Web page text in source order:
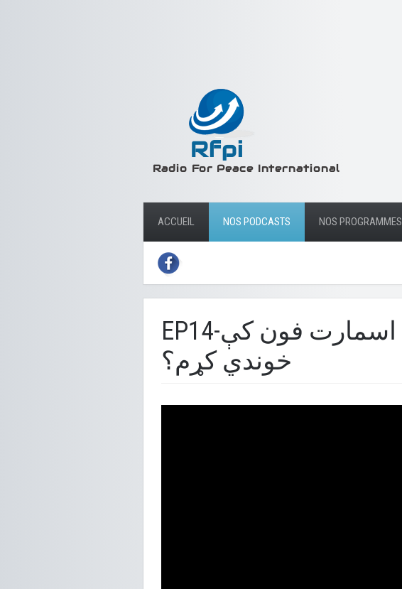
ACCUEIL NOS PODCASTS NOS PROGRAMMES
EP14-څنګه کولی شم خپل اسناد په خپل اسمارت فون کې
خوندي کړم؟